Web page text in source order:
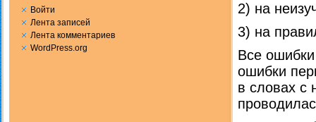
Войти
Лента записей
Лента комментариев
WordPress.org
2) на
3) на
Все
ошибки
в словах с